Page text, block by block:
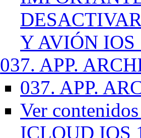
Y AVIÓN IOS
037. APP.
037. APP.
Ver
ICLOUD IOS